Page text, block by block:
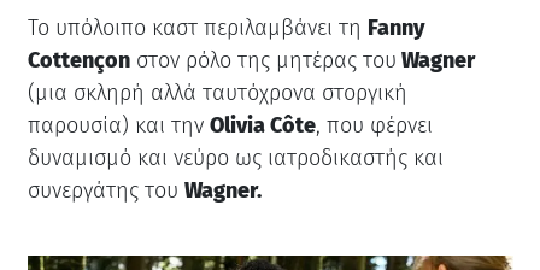
Το υπόλοιπο καστ περιλαμβάνει τη Fanny
Cottençonστον ρόλο της μητέρας του Wagner
(μια σκληρή αλλά ταυτόχρονα στοργική
παρουσία) και την Olivia Côte, που φέρνει
δυναμισμό και νεύρο ως ιατροδικαστής και
συνεργάτης του Wagner.